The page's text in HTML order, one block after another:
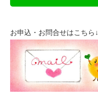
お申込・お問合せはこちら↓